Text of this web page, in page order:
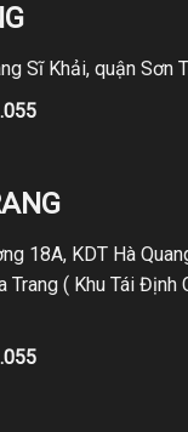
Sĩ Khải, quận Sơn
18A, KDT Hà
Trang ( Khu Tái Định